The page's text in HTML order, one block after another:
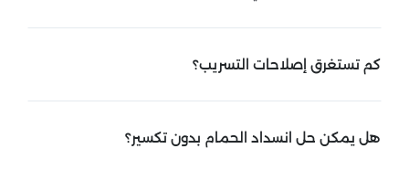
كم تستغرق إصلاحات التسريب؟
تسريب في مواسير مخفية/تكسير: قد يحتاج وقت أطول حسب
مكان العطل.
هل يمكن حل انسداد الحمام بدون تكسير؟